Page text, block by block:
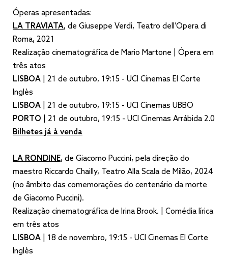
Óperas apresentadas:
LA TRAVIATA, de Giuseppe Verdi, Teatro dell’Opera di
Roma, 2021
Realização cinematográfica de Mario Martone | Ópera em
três atos
LISBOA | 21 de outubro, 19:15 - UCI Cinemas El Corte
Inglès
LISBOA | 21 de outubro, 19:15 - UCI Cinemas UBBO
PORTO | 21 de outubro, 19:15 - UCI Cinemas Arrábida 2.0
Bilhetes já à venda
LA RONDINE, de Giacomo Puccini, pela direção do
maestro Riccardo Chailly, Teatro Alla Scala de Milão, 2024
(no âmbito das comemorações do centenário da morte
de Giacomo Puccini).
Realização cinematográfica de Irina Brook. | Comédia lírica
em três atos
LISBOA | 18 de novembro, 19:15 - UCI Cinemas El Corte
Inglès